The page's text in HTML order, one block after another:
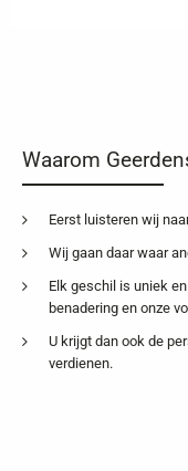
Waarom
Eerst luisteren wij
Wij gaan daar waar
Elk geschil is uniek
benadering en onze
U krijgt dan ook de
verdienen.